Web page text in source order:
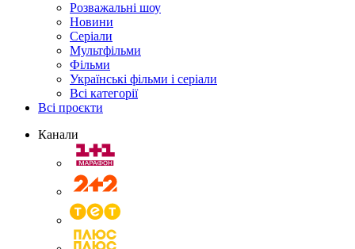
Розважальні шоу
Новини
Серіали
Мультфільми
Фільми
Українські фільми і серіали
Всі категорії
Всі проєкти
Канали